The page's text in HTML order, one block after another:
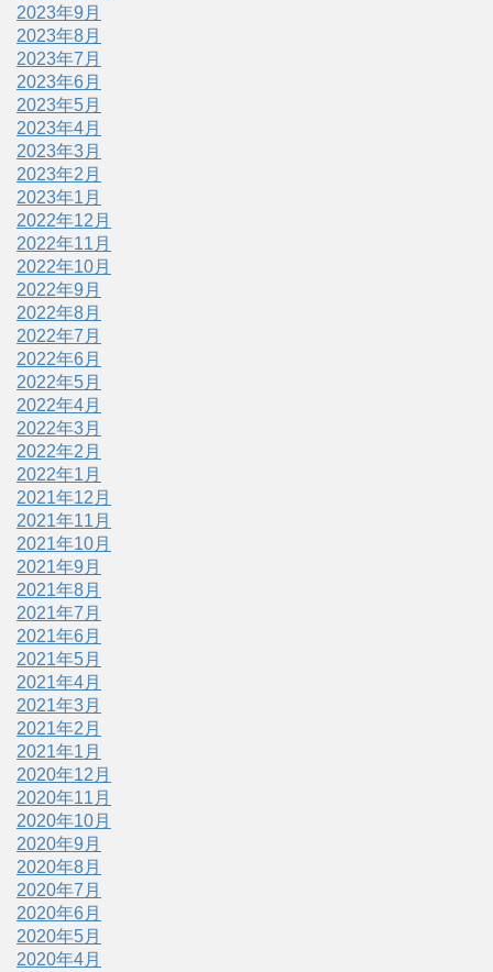
2023年9月
2023年8月
2023年7月
2023年6月
2023年5月
2023年4月
2023年3月
2023年2月
2023年1月
2022年12月
2022年11月
2022年10月
2022年9月
2022年8月
2022年7月
2022年6月
2022年5月
2022年4月
2022年3月
2022年2月
2022年1月
2021年12月
2021年11月
2021年10月
2021年9月
2021年8月
2021年7月
2021年6月
2021年5月
2021年4月
2021年3月
2021年2月
2021年1月
2020年12月
2020年11月
2020年10月
2020年9月
2020年8月
2020年7月
2020年6月
2020年5月
2020年4月